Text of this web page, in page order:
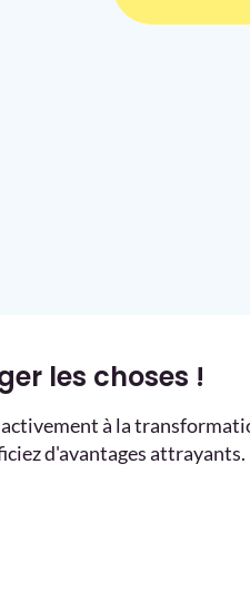
les choses !
à la
d'avantages attrayants.